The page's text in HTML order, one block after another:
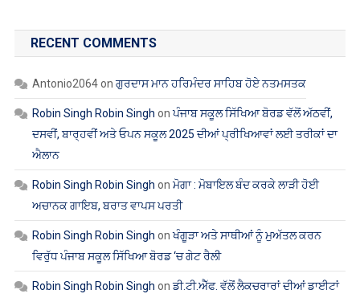
RECENT COMMENTS
Antonio2064on ਗੁਰਦਾਸ ਮਾਨ ਹਰਿਮੰਦਰ ਸਾਹਿਬ ਹੋਏ ਨਤਮਸਤਕ
Robin Singh Robin Singh onਪੰਜਾਬ ਸਕੂਲ ਸਿੱਖਿਆ ਬੋਰਡ ਵੱਲੋਂ ਅੱਠਵੀਂ,
ਦਸਵੀਂ, ਬਾਰ੍ਹਵੀਂ ਅਤੇ ਓਪਨ ਸਕੂਲ 2025 ਦੀਆਂ ਪ੍ਰੀਖਿਆਵਾਂ ਲਈ ਤਰੀਕਾਂ ਦਾ
ਐਲਾਨ
Robin Singh Robin Singh on ਮੋਗਾ : ਮੋਬਾਇਲ ਬੰਦ ਕਰਕੇ ਲਾੜੀ ਹੋਈ
ਅਚਾਨਕ ਗਾਇਬ, ਬਰਾਤ ਵਾਪਸ ਪਰਤੀ
Robin Singh Robin Singh onਖੰਗੂੜਾ ਅਤੇ ਸਾਥੀਆਂ ਨੂੰ ਮੁਅੱਤਲ ਕਰਨ
ਵਿਰੁੱਧ ਪੰਜਾਬ ਸਕੂਲ ਸਿੱਖਿਆ ਬੋਰਡ ‘ਚ ਗੇਟ ਰੈਲੀ
Robin Singh Robin Singh onਡੀ.ਟੀ.ਐੱਫ. ਵੱਲੋਂ ਲੈਕਚਰਾਰਾਂ ਦੀਆਂ ਡਾਈਟਾਂ